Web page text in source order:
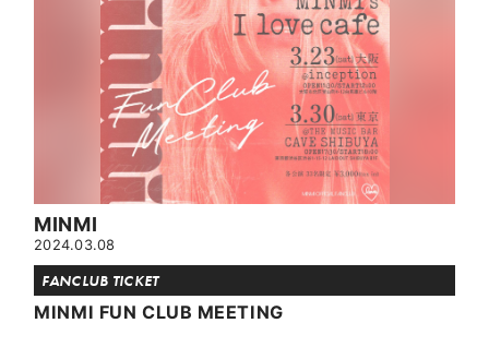
MINMI
2024.03.08
FANCLUB TICKET
MINMI FUN CLUB MEETING